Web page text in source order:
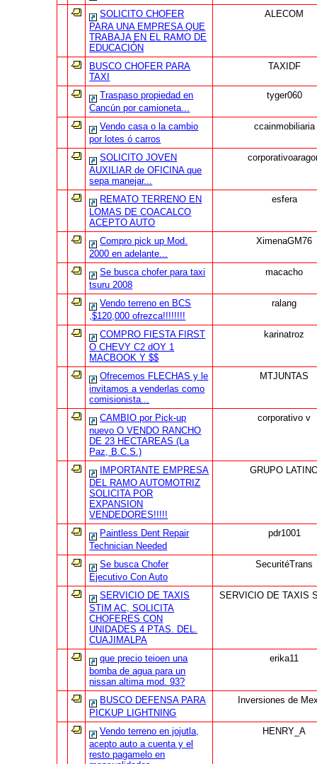
SOLICITO CHOFER
PARA UNA EMPRESA QUE
TRABAJA EN EL RAMO DE
EDUCACIÓN
ALECOM
BUSCO CHOFER PARA
TAXI
TAXIDF
Traspaso propiedad en
Cancún por camioneta...
tyger060
Vendo casa o la cambio
por lotes ó carros
ccainmobiliaria
SOLICITO JOVEN
AUXILIAR de OFICINA que
sepa manejar...
REMATO TERRENO EN
LOMAS DE COACALCO
ACEPTO AUTO
esfera
Compro pick up Mod.
2000 en adelante...
XimenaGM76
Se busca chofer para taxi
tsuru 2008
macacho
Vendo terreno en BCS
,$120,000 ofrezca!!!!!!!!
ralang
COMPRO FIESTA FIRST
O CHEVY C2 dOY 1
MACBOOK Y $$
karinatroz
Ofrecemos FLECHAS y le
invitamos a venderlas como
comisionista...
MTJUNTAS
CAMBIO por Pick-up
nuevo O VENDO RANCHO
DE 23 HECTAREAS (La
Paz, B.C.S.)
corporativo v
IMPORTANTE EMPRESA
DEL RAMO AUTOMOTRIZ
SOLICITA POR
EXPANSION
VENDEDORES!!!!!
GRUPO
Paintless Dent Repair
Technician Needed
pdr1001
Se busca Chofer
Ejecutivo Con Auto
SecuritéTrans
SERVICIO DE TAXIS
STIM AC, SOLICITA
CHOFERES CON
UNIDADES 4 PTAS. DEL.
CUAJIMALPA
SERVICIO DE TAXIS
que precio teioen una
bomba de agua para un
nissan altima mod. 93?
erika11
BUSCO DEFENSA PARA
PICKUP LIGHTNING
Inversiones de
Vendo terreno en jojutla,
acepto auto a cuenta y el
resto pagamelo en
HENRY_A